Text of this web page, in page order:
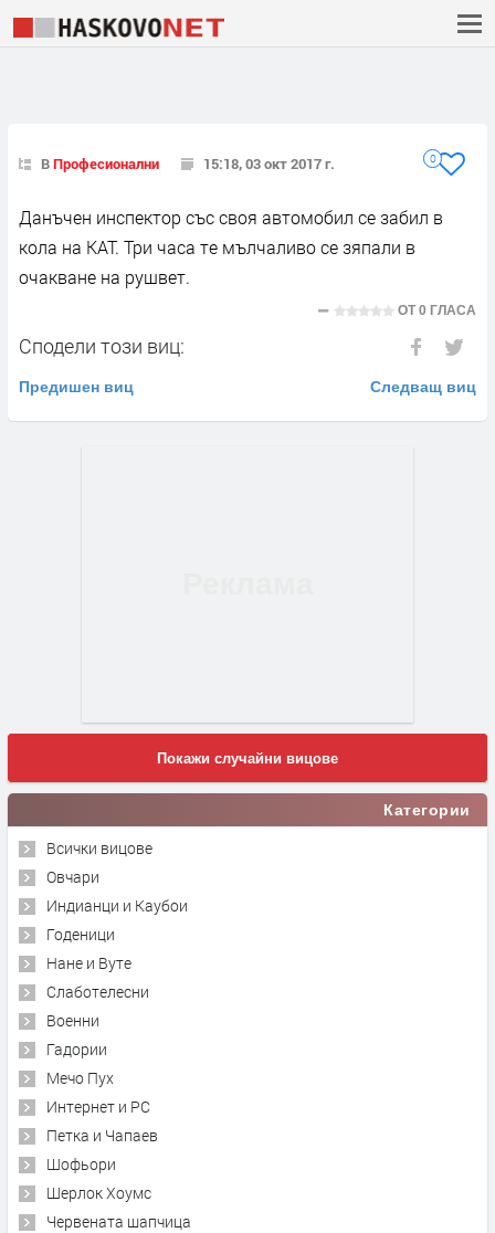
ВПрофесионални 15:18, 03 окт 2017 г. 0
Данъчен инспектор със своя автомобил се забил в
кола на КАТ. Три часа те мълчаливо се зяпали в
очакване на рушвет.
ОТ0 ГЛАСА
Сподели този виц:
Предишен виц Следващ виц
Покажи случайни вицове
Категории
Всички вицове
Овчари
Индианци и Каубои
Годеници
Нане и Вуте
Слаботелесни
Военни
Гадории
Мечо Пух
Интернет и PC
Петка и Чапаев
Шофьори
Шерлок Хоумс
Червената шапчица